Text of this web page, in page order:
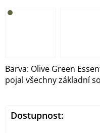
Barva: Olive Green
pojal všechny základní
Dostupnost: